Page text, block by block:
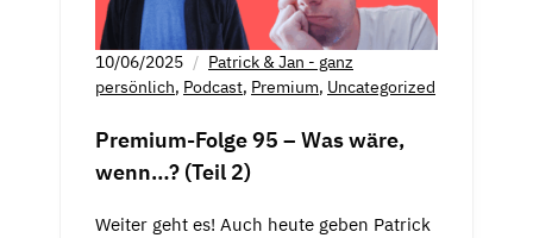
10/06/2025
Patrick & Jan - ganz
persönlich, Podcast, Premium, Uncategorized
Premium-Folge 95 – Was wäre,
wenn…? (Teil 2)
Weiter geht es! Auch heute geben Patrick